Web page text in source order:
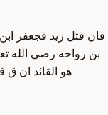
فان قتل زيد فجعفر
بن رواحه رضي الله
هو القائد ان ق